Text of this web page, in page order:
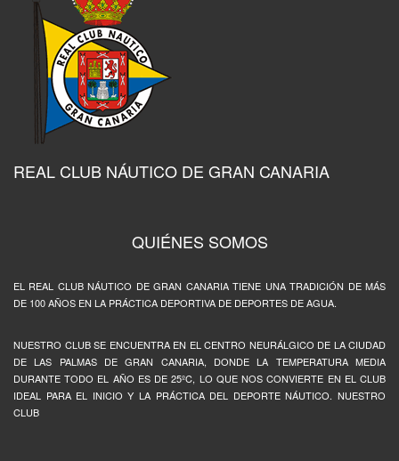
REAL CLUB NÁUTICO DE GRAN CANARIA
QUIÉNES SOMOS
EL REAL CLUB NÁUTICO DE GRAN CANARIA TIENE UNA TRADICIÓN DE MÁS
DE 100 AÑOS EN LA PRÁCTICA DEPORTIVA DE DEPORTES DE AGUA.
NUESTRO CLUB SE ENCUENTRA EN EL CENTRO NEURÁLGICO DE LA CIUDAD
DE LAS PALMAS DE GRAN CANARIA, DONDE LA TEMPERATURA MEDIA
DURANTE TODO EL AÑO ES DE 25ºC, LO QUE NOS CONVIERTE EN EL CLUB
IDEAL PARA EL INICIO Y LA PRÁCTICA DEL DEPORTE NÁUTICO. NUESTRO
CLUB